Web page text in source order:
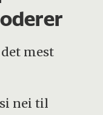
mest
nei til